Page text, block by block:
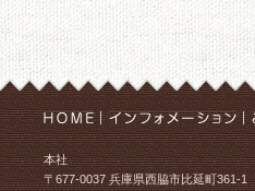
本社
〒677-0037 兵庫県西脇市比延町361-1